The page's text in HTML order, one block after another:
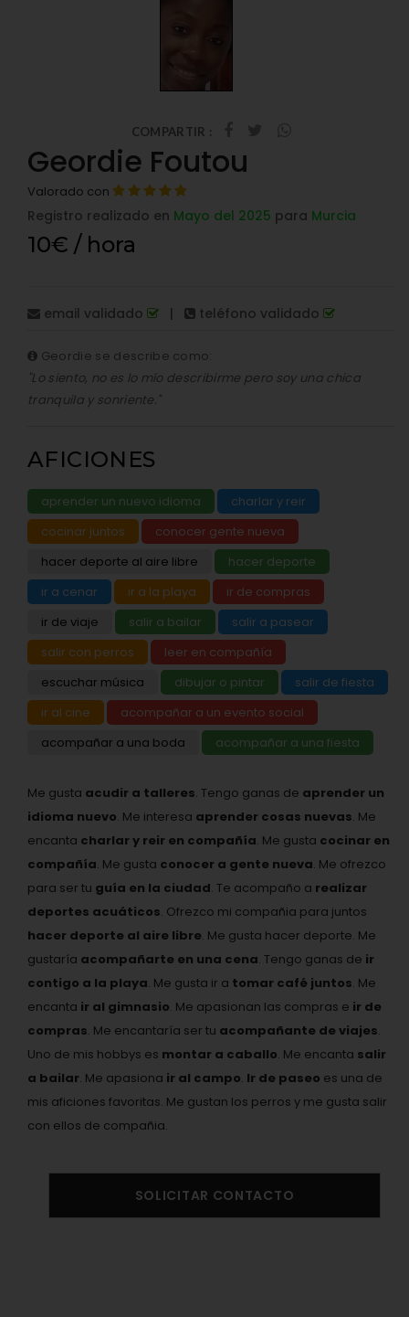
COMPARTIR :
Geordie Foutou
Valorado con
Registro realizado en Mayo del 2025 para Murcia
10€ / hora
email validado | teléfono validado
Geordie se describe como:
"Lo siento, no es lo mío describirme pero soy una chica
tranquila y sonriente."
AFICIONES
aprender un nuevo idioma
charlar y reir
cocinar juntos
conocer gente nueva
hacer deporte al aire libre
hacer deporte
ir a cenar
ir a la playa
ir de compras
ir de viaje
salir a bailar
salir a pasear
salir con perros
leer en compañía
escuchar música
dibujar o pintar
salir de fiesta
ir al cine
acompañar a un evento social
acompañar a una boda
acompañar a una fiesta
Me gusta acudir a talleres. Tengo ganas de aprender un
idioma nuevo. Me interesa aprender cosas nuevas. Me
encanta charlar y reir en compañía. Me gusta cocinar en
compañía. Me gusta conocer a gente nueva. Me ofrezco
para ser tu guía en la ciudad. Te acompaño a realizar
deportes acuáticos. Ofrezco mi compañia para juntos
hacer deporte al aire libre. Me gusta hacer deporte. Me
gustaría acompañarte en una cena. Tengo ganas de ir
contigo a la playa. Me gusta ir a tomar café juntos. Me
encanta ir al gimnasio. Me apasionan las compras e ir de
compras. Me encantaría ser tu acompañante de viajes.
Uno de mis hobbys es montar a caballo. Me encanta salir
a bailar. Me apasiona ir al campo. Ir de paseo es una de
mis aficiones favoritas. Me gustan los perros y me gusta salir
con ellos de compañia.
SOLICITAR CONTACTO